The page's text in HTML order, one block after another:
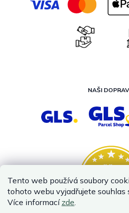
Tento web používá soubory
tohoto webu vyjadřujete souhlas
Více informací zde.
NAŠI